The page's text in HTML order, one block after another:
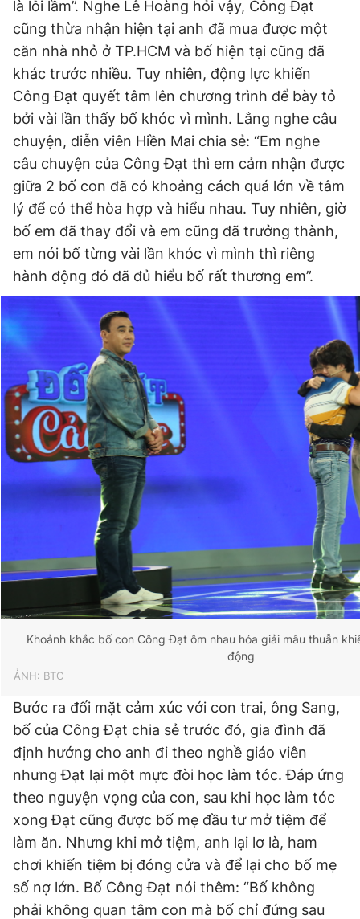
là lỗi lầm”. Nghe Lê Hoàng hỏi vậy, Công Đạt
cũng thừa nhận hiện tại anh đã mua được một
căn nhà nhỏ ở TP.HCM và bố hiện tại cũng đã
khác trước nhiều. Tuy nhiên, động lực khiến
Công Đạt quyết tâm lên chương trình để bày tỏ
bởi vài lần thấy bố khóc vì mình. Lắng nghe câu
chuyện, diễn viên Hiền Mai chia sẻ: “Em nghe
câu chuyện của Công Đạt thì em cảm nhận được
giữa 2 bố con đã có khoảng cách quá lớn về tâm
lý để có thể hòa hợp và hiểu nhau. Tuy nhiên, giờ
bố em đã thay đổi và em cũng đã trưởng thành,
em nói bố từng vài lần khóc vì mình thì riêng
hành động đó đã đủ hiểu bố rất thương em”.
Khoảnh khắc bố con Công Đạt ôm nhau hóa giải mâu thuẫn
động
ẢNH: BTC
Bước ra đối mặt cảm xúc với con trai, ông Sang,
bố của Công Đạt chia sẻ trước đó, gia đình đã
định hướng cho anh đi theo nghề giáo viên
nhưng Đạt lại một mực đòi học làm tóc. Đáp ứng
theo nguyện vọng của con, sau khi học làm tóc
xong Đạt cũng được bố mẹ đầu tư mở tiệm để
làm ăn. Nhưng khi mở tiệm, anh lại lơ là, ham
chơi khiến tiệm bị đóng cửa và để lại cho bố mẹ
số nợ lớn. Bố Công Đạt nói thêm: “Bố không
phải không quan tâm con mà bố chỉ đứng sau